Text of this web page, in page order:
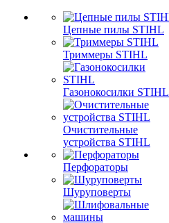
Цепные пилы STIHL
Триммеры STIHL
Газонокосилки STIHL
Очистительные
устройства STIHL
Перфораторы
Шуруповерты